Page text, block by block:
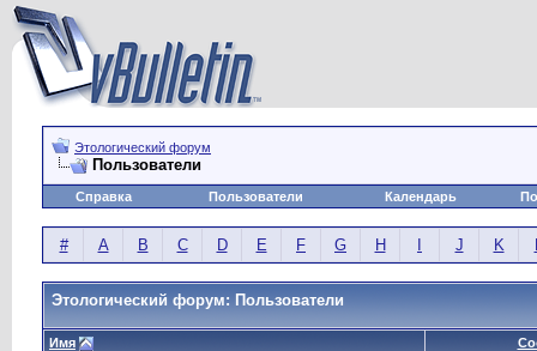
Этологический форум
Пользователи
Справка Пользователи Календарь
# A B C D E F G H J K
Этологический форум: Пользователи
Имя